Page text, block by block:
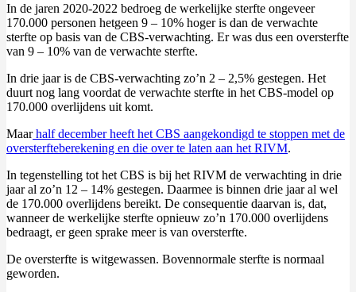
In de jaren 2020-2022 bedroeg de werkelijke sterfte ongeveer
170.000 personen hetgeen 9 – 10% hoger is dan de verwachte
sterfte op basis van de CBS-verwachting. Er was dus een oversterfte
van 9 – 10% van de verwachte sterfte.
In drie jaar is de CBS-verwachting zo’n 2 – 2,5% gestegen. Het
duurt nog lang voordat de verwachte sterfte in het CBS-model op
170.000 overlijdens uit komt.
Maarhalf december heeft het CBS aangekondigd te stoppen met de
oversterfteberekening en die over te laten aan het RIVM.
In tegenstelling tot het CBS is bij het RIVM de verwachting in drie
jaar al zo’n 12 – 14% gestegen. Daarmee is binnen drie jaar al wel
de 170.000 overlijdens bereikt. De consequentie daarvan is, dat,
wanneer de werkelijke sterfte opnieuw zo’n 170.000 overlijdens
bedraagt, er geen sprake meer is van oversterfte.
De oversterfte is witgewassen. Bovennormale sterfte is normaal
geworden.